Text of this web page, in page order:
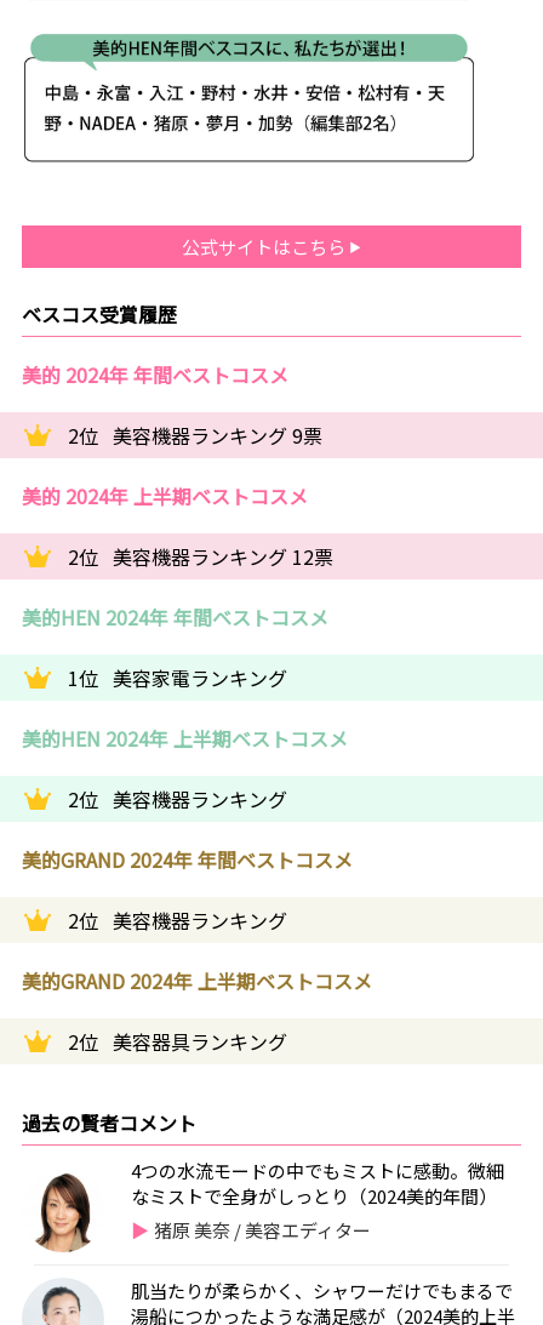
公式サイトはこちら
ベスコス受賞履歴
美的 2024年 年間ベストコスメ
2位 美容機器ランキング 9票
美的 2024年 上半期ベストコスメ
2位 美容機器ランキング 12票
美的HEN 2024年 年間ベストコスメ
1位 美容家電ランキング
美的HEN 2024年 上半期ベストコスメ
2位 美容機器ランキング
美的GRAND 2024年 年間ベストコスメ
2位 美容機器ランキング
美的GRAND 2024年 上半期ベストコスメ
2位 美容器具ランキング
過去の賢者コメント
4つの水流モードの中でもミストに感動。微細
なミストで全身がしっとり（2024美的年間）
猪原 美奈 / 美容エディター
肌当たりが柔らかく、シャワーだけでもまるで
湯船につかったような満足感が（2024美的上半